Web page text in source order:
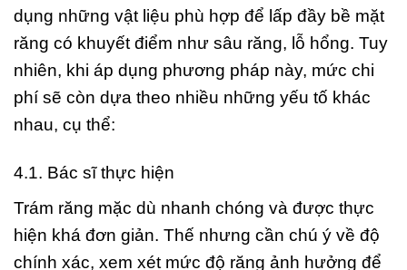
dụng những vật liệu phù hợp để lấp đầy bề mặt
răng có khuyết điểm như sâu răng, lỗ hổng. Tuy
nhiên, khi áp dụng phương pháp này, mức chi
phí sẽ còn dựa theo nhiều những yếu tố khác
nhau, cụ thể:
4.1. Bác sĩ thực hiện
Trám răng mặc dù nhanh chóng và được thực
hiện khá đơn giản. Thế nhưng cần chú ý về độ
chính xác, xem xét mức độ răng ảnh hưởng để